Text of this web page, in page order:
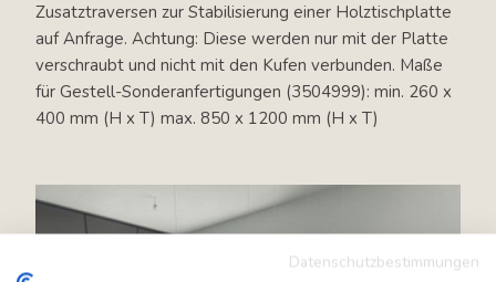
Zusatztraversen zur Stabilisierung einer Holztischplatte
auf Anfrage. Achtung: Diese werden nur mit der Platte
verschraubt und nicht mit den Kufen verbunden. Maße
für Gestell-Sonderanfertigungen (3504999): min. 260 x
400 mm (H x T) max. 850 x 1200 mm (H x T)
Datenschutzbestimmungen